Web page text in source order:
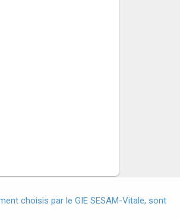
choisis par le GIE SESAM-Vitale, sont